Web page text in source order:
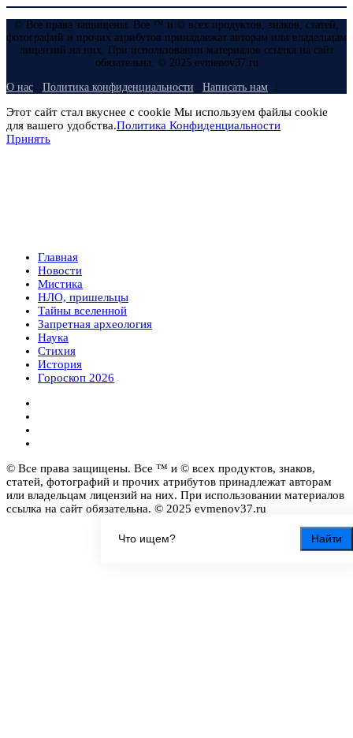
Найти
© Все права защищены. Все ™ и © всех продуктов, знаков, статей,
фотографий и прочих атрибутов принадлежат авторам или владельцам
лицензий на них. При использовании материалов ссылка на сайт
обязательна. © 2025 evmenov37.ru
О нас Политика конфиденциальности Написать нам
Этот сайт стал вкуснее с cookie Мы используем файлы cookie
для вашего удобства.Политика Конфиденциальности
Принять
Главная
Новости
Мистика
НЛО, пришельцы
Тайны вселенной
Запретная археология
Наука
Стихия
История
Гороскоп 2026
© Все права защищены. Все ™ и © всех продуктов, знаков,
статей, фотографий и прочих атрибутов принадлежат авторам
или владельцам лицензий на них. При использовании материалов
ссылка на сайт обязательна. © 2025 evmenov37.ru